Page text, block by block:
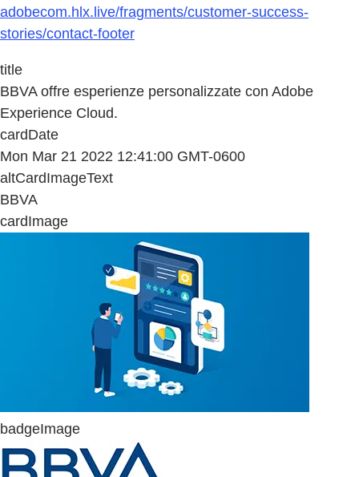
adobecom.hlx.live/fragments/customer-success-
stories/contact-footer
title
BBVA offre esperienze personalizzate con Adobe
Experience Cloud.
cardDate
Mon Mar 21 2022 12:41:00 GMT-0600
altCardImageText
BBVA
cardImage
badgeImage